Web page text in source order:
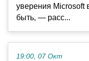
уверения Microsoft
быть, — расс...
19:00, 07 Окт